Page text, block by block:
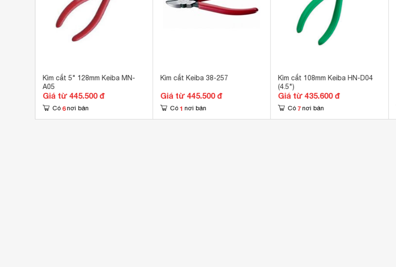
Kìm cắt 5" 128mm Keiba MN-
A05
Giá từ 445.500 đ
Có 6 nơi bán
Kìm cắt Keiba 38-257
Giá từ 445.500 đ
Có 1 nơi bán
Kìm cắt 108mm Keiba HN-D04
(4.5")
Giá từ 435.600 đ
Có 7 nơi bán